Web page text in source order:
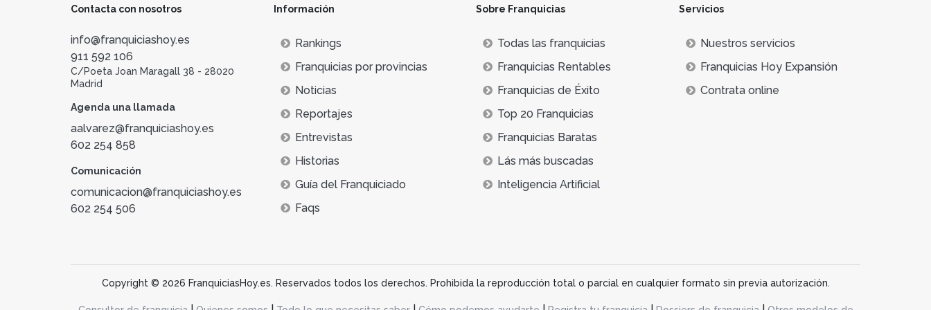
Contacta con nosotros
info@franquiciashoy.es
911 592 106
C/Poeta Joan Maragall 38 - 28020
Madrid
Agenda una llamada
aalvarez@franquiciashoy.es
602 254 858
Comunicación
comunicacion@franquiciashoy.es
602 254 506
Información
Rankings
Franquicias por provincias
Noticias
Reportajes
Entrevistas
Historias
Guía del Franquiciado
Faqs
Sobre Franquicias
Todas las franquicias
Franquicias Rentables
Franquicias de Éxito
Top 20 Franquicias
Franquicias Baratas
Lás más buscadas
Inteligencia Artificial
Servicios
Nuestros servicios
Franquicias Hoy Expansión
Contrata online
Copyright © 2026 FranquiciasHoy.es. Reservados todos los derechos. Prohibida la reproducción total o parcial en cualquier formato sin previa autorización.